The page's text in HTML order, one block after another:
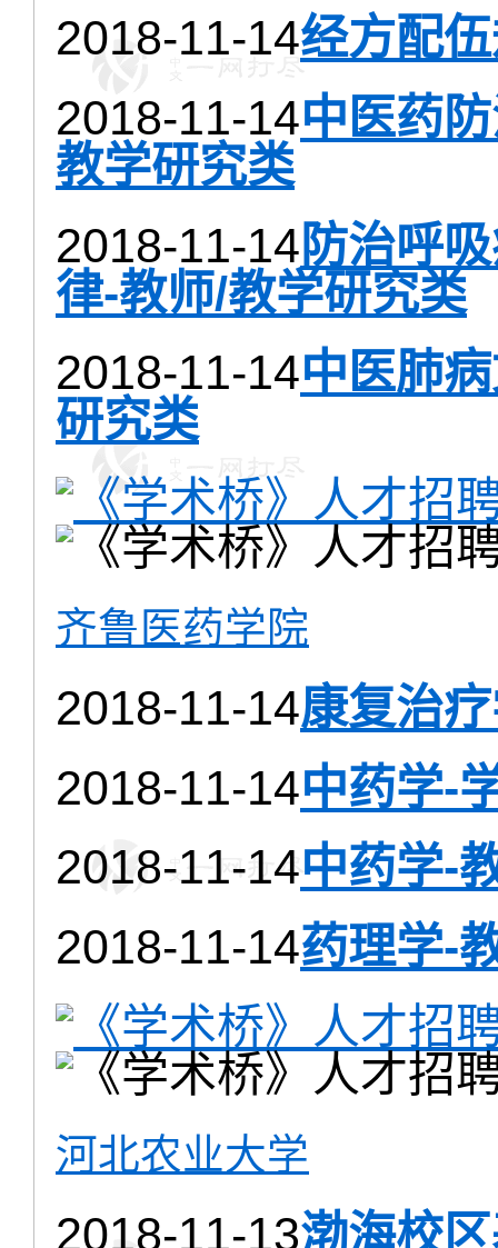
2018-11-14经方配
2018-11-14中医药
教学研究类
2018-11-14防治呼
律-教师/教学研究类
2018-11-14中医肺
研究类
齐鲁医药学院
2018-11-14康复治
2018-11-14中药学-
2018-11-14中药学-
2018-11-14药理学-
河北农业大学
2018-11-13渤海校